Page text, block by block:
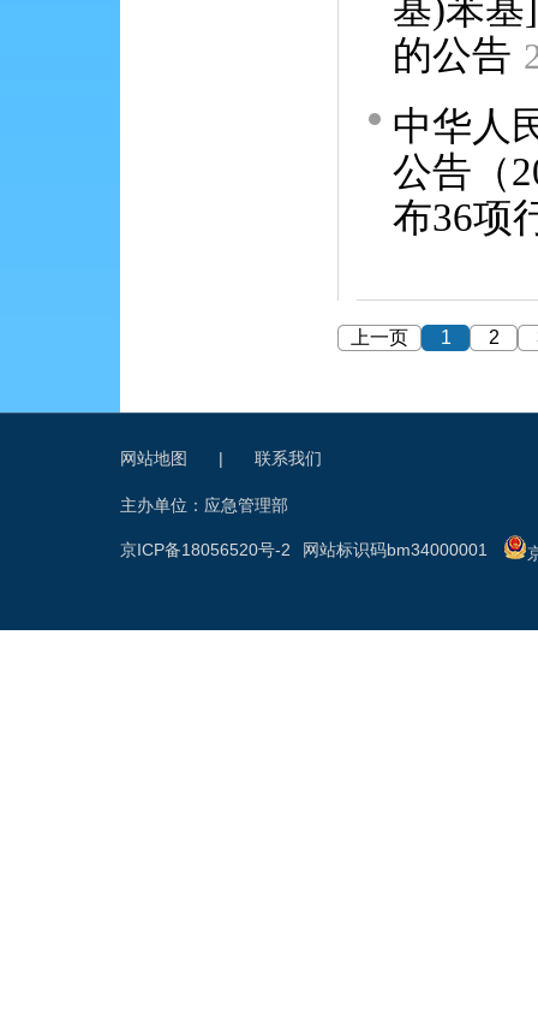
基)苯基
的公告
中华人
公告（
布36项
上一页 1 2
网站地图 | 联系我们
主办单位：应急管理部
网站标识码bm34000001
京ICP备18056520号-2